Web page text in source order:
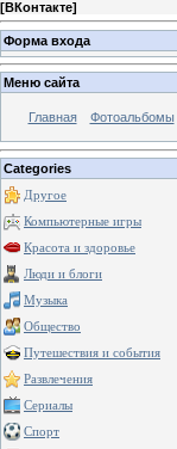
[ВКонтакте]
Форма входа
Меню сайта
Главная Фотоальбомы
Categories
Другое
Компьютерные игры
Красота и здоровье
Люди и блоги
Музыка
Общество
Путешествия и события
Развлечения
Сериалы
Спорт